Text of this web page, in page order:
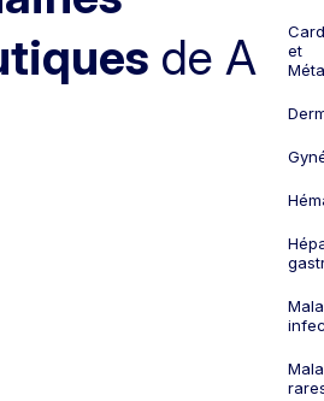
de A
et